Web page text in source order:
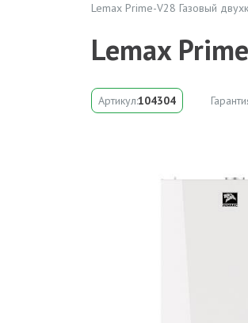
Lemax Prime-V28 Газовый
Lemax
Артикул:104304